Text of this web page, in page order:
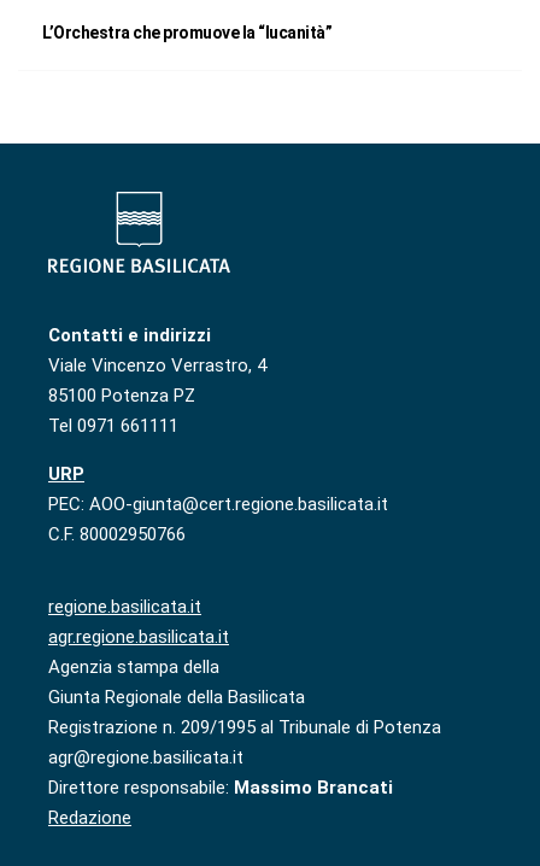
L’Orchestra che promuove la “lucanità”
Contatti e indirizzi
Viale Vincenzo Verrastro, 4
85100 Potenza PZ
Tel 0971 661111
URP
PEC: AOO-giunta@cert.regione.basilicata.it
C.F. 80002950766
regione.basilicata.it
agr.regione.basilicata.it
Agenzia stampa della
Giunta Regionale della Basilicata
Registrazione n. 209/1995 al Tribunale di Potenza
agr@regione.basilicata.it
Direttore responsabile: Massimo Brancati
Redazione